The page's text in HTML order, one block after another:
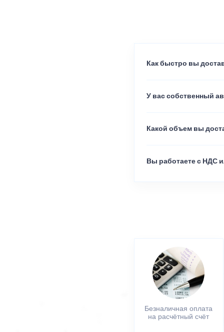
Как быстро вы
У вас собственный
Какой объем вы
Вы работаете с НДС
Безналичная оплата
на расчётный счёт